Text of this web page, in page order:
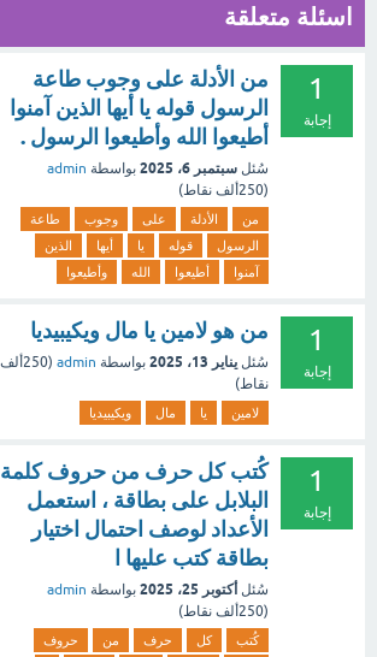
اسئلة متعلقة
1
إجابة
من الأدلة على وجوب طاعة
الرسول قوله يا أيها الذين آمنوا
أطيعوا الله وأطيعوا الرسول .
سُئل سبتمبر 6، 2025 بواسطة admin
(250ألف نقاط)
من الأدلة على وجوب
طاعة
الرسول
قوله يا أيها
الذين
آمنوا
أطيعوا الله وأطيعوا
1
إجابة
من هو لامين يا مال ويكيبيديا
سُئل يناير 13، 2025 بواسطة admin
(250ألف
نقاط)
لامين يا مال ويكيبيديا
1
إجابة
كُتب كل حرف من حروف كلمة
البلابل على بطاقة ، استعمل
الأعداد لوصف احتمال اختيار
بطاقة كتب عليها ا
سُئل أكتوبر 25، 2025 بواسطة admin
(250ألف نقاط)
كُتب كل حرف من
حروف